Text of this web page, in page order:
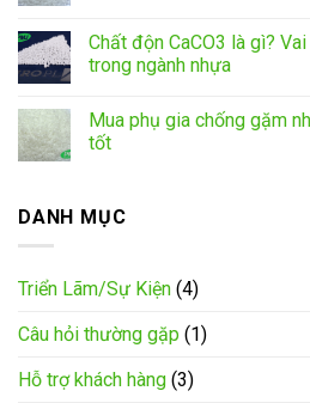
Chất độn CaCO3 là gì?
trong ngành nhựa
Mua phụ gia chống gặm
tốt
DANH MỤC
Triển Lãm/Sự Kiện (4)
Câu hỏi thường gặp (1)
Hỗ trợ khách hàng (3)